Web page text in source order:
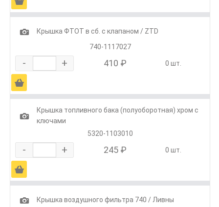
1
Крышка ФТОТ в сб. с клапаном / ZTD
740-1117027
- + 410 ₽ 0 шт.
Ä
1
Крышка топливного бака (полуоборотная) хром с
ключами
5320-1103010
- + 245 ₽ 0 шт.
Ä
1
Крышка воздушного фильтра 740 / Ливны